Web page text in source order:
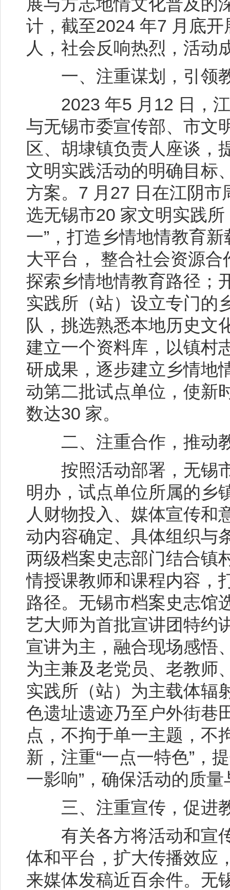
计，截至2024 年7 月底
人，社会反响热烈，活动
一、注重谋划，引领
2023 年5 月12 日，江
与无锡市委宣传部、市文
区、胡埭镇负责人座谈，
文明实践活动的明确目标
方案。7 月27 日在江阴
选无锡市20 家文明实践
一”，打造乡情地情教育
大平台， 整合社会资源
探索乡情地情教育路径；
实践所（站）设立专门的
队，挑选熟悉本地历史文
建立一个资料库，以镇村
研成果，逐步建立乡情地
动第二批试点单位，使新
数达30 家。
二、注重合作，推动
按照活动部署，无锡市
明办，试点单位所属的乡
人财物投入、媒体宣传和
动内容确定、具体组织与
两级档案史志部门结合镇
情授课教师和课程内容，
路径。无锡市档案史志馆
艺大师为首批宣讲团特约
宣讲为主，融合现场感悟
为主兼及老党员、老教师
实践所（站）为主载体辐
色遗址遗迹乃至户外街巷
点，不拘于单一主题，不
新，注重“一点一特色”，
一影响”，确保活动的质
三、注重宣传，促进
有关各方将活动和宣传
体和平台，扩大传播效应
来媒体发稿近百余件。无